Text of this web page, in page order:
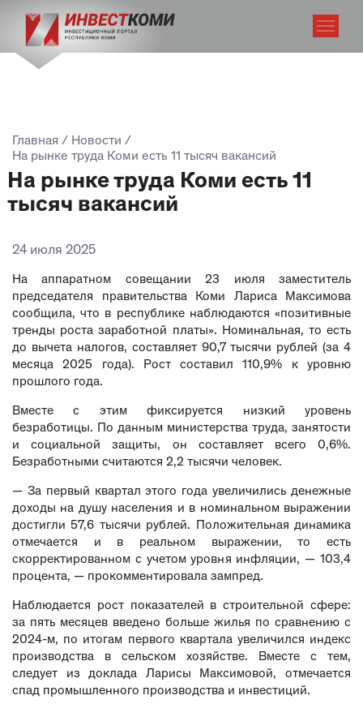
Главная / Новости /
На рынке труда Коми есть 11 тысяч вакансий
На рынке труда Коми есть 11
тысяч вакансий
24 июля 2025
На аппаратном совещании 23 июля заместитель
председателя правительства Коми Лариса Максимова
сообщила, что в республике наблюдаются «позитивные
тренды роста заработной платы». Номинальная, то есть
до вычета налогов, составляет 90,7 тысячи рублей (за 4
месяца 2025 года). Рост составил 110,9% к уровню
прошлого года.
Вместе с этим фиксируется низкий уровень
безработицы. По данным министерства труда, занятости
и социальной защиты, он составляет всего 0,6%.
Безработными считаются 2,2 тысячи человек.
— За первый квартал этого года увеличились денежные
доходы на душу населения и в номинальном выражении
достигли 57,6 тысячи рублей. Положительная динамика
отмечается и в реальном выражении, то есть
скорректированном с учетом уровня инфляции, — 103,4
процента, — прокомментировала зампред.
Наблюдается рост показателей в строительной сфере:
за пять месяцев введено больше жилья по сравнению с
2024-м, по итогам первого квартала увеличился индекс
производства в сельском хозяйстве. Вместе с тем,
следует из доклада Ларисы Максимовой, отмечается
спад промышленного производства и инвестиций.